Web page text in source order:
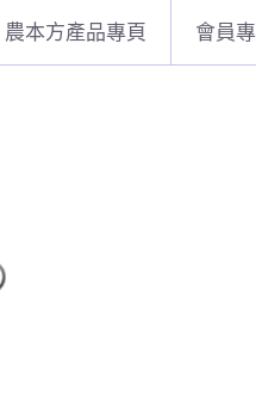
農本方產品專頁 會員